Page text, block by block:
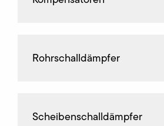
Rohrschalldämpfer
Scheibenschalldämpfer